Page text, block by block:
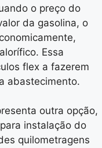
o preço do
da gasolina, o
Essa
flex a fazerem
abastecimento.
outra opção,
instalação do
quilometragens